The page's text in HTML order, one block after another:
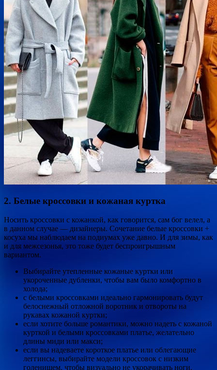
2. Белые кроссовки и кожаная куртка
Носить кроссовки с кожанкой, как говорится, сам бог велел, а
в данном случае — дизайнеры. Сочетание белые кроссовки +
косуха мы наблюдаем на подиумах уже давно. И для зимы, как
и для межсезонья, это тоже будет беспроигрышным
вариантом.
Выбирайте утепленные кожаные куртки или
укороченные дубленки, чтобы вам было комфортно в
холода;
с белыми кроссовками идеально гармонировать будут
белоснежный отложной воротник и отвороты на
рукавах кожаной куртки;
если хотите больше романтики, можно надеть с кожаной
курткой и белыми кроссовками платье, желательно
длины миди или макси;
если вы надеваете короткое платье или облегающие
леггинсы, выбирайте модели кроссовок с низким
голенищем, чтобы визуально не укорачивать ноги.